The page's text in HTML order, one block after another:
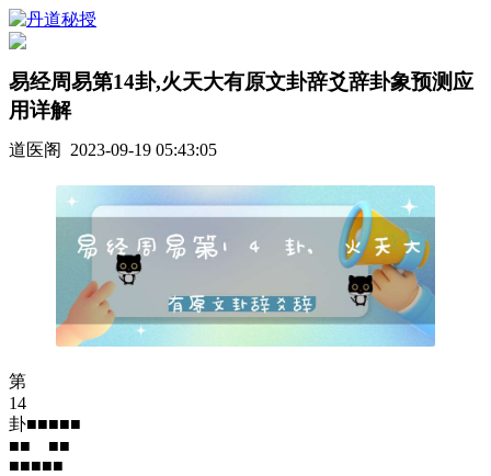
易经周易第14卦,火天大有原文卦辞爻辞卦象预测应
用详解
道医阁 2023-09-19 05:43:05
第
14
卦■■■■■
■■ ■■
■■■■■